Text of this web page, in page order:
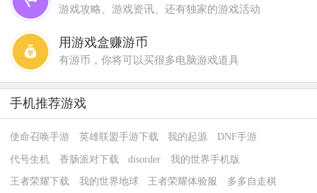
游戏攻略、游戏资讯、还有独家的游戏活动
用游戏盒赚游币
有游币，你将可以买很多电脑游戏道具
手机推荐游戏
使命召唤手游 英雄联盟手游下载 我的起源 DNF手游
代号生机 香肠派对下载 disorder 我的世界手机版
王者荣耀下载 我的世界地球 王者荣耀体验服 多多自走棋